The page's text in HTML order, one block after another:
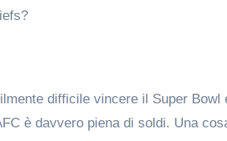
difficile vincere il Super Bowl
è davvero piena di soldi. Una